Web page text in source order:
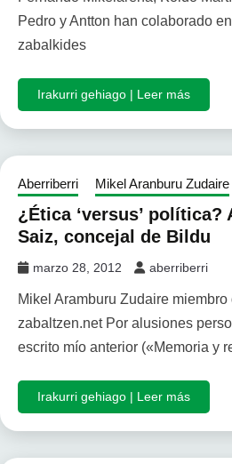
Pedro y Antton han colaborado
zabalkides
Irakurri gehiago | Leer más
Aberriberri Mikel Aranburu Zudaire
¿Ética ‘versus’ política?
Saiz, concejal de Bildu
marzo 28, 2012 aberriberri
Mikel Aramburu Zudaire
zabaltzen.net Por alusiones
escrito mío anterior («Memoria y
Irakurri gehiago | Leer más